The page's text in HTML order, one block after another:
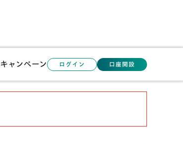
キャンペーン ログイン 口座開設